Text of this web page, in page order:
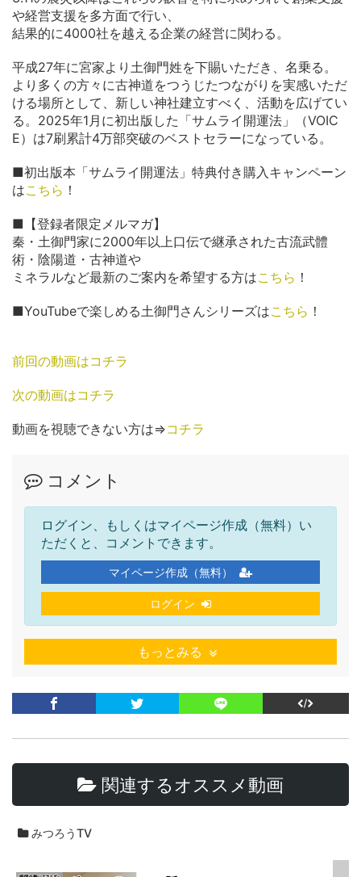
や経営支援を多方面で行い、
結果的に4000社を越える企業の経営に関わる。
平成27年に宮家より土御門姓を下賜いただき、名乗る。
より多くの方々に古神道をつうじたつながりを実感いただ
ける場所として、新しい神社建立すべく、活動を広げてい
る。2025年1月に初出版した「サムライ開運法」（VOIC
E）は7刷累計4万部突破のベストセラーになっている。
■初出版本「サムライ開運法」特典付き購入キャンペーン
はこちら ！
■【登録者限定メルマガ】
秦・土御門家に2000年以上口伝で継承された古流武體
術・陰陽道・古神道や
ミネラルなど最新のご案内を希望する方はこちら ！
■YouTubeで楽しめる土御門さんシリーズはこちら ！
前回の動画はコチラ
次の動画はコチラ
動画を視聴できない方は⇒コチラ
コメント
ログイン、もしくはマイページ作成（無料）い
ただくと、コメントできます。
マイページ作成（無料）
ログイン
もっとみる
関連するオススメ動画
みつろうTV